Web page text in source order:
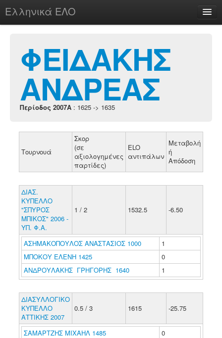
Ελληνικά ΕΛΟ
chesstu.be @ discord
Login
ΦΕΙΔΑΚΗΣ
ΑΝΔΡΕΑΣ
Περίοδος 2007A : 1625 -> 1635
Τουρνουά
Σκορ
(σε
αξιολογημένες
παρτίδες)
ELO
αντιπάλων
Μεταβολή
ή
Απόδοση
ΔΙΑΣ.
ΚΥΠΕΛΛΟ
"ΣΠΥΡΟΣ
ΜΠΙΚΟΣ" 2006 -
ΥΠ. Φ.Α.
1 / 2 1532.5 -6.50
ΑΣΗΜΑΚΟΠΟΥΛΟΣ ΑΝΑΣΤΑΣΙΟΣ 1000
1
ΜΠΟΚΟΥ ΕΛΕΝΗ 1425
0
ΑΝΔΡΟΥΛΑΚΗΣ ΓΡΗΓΟΡΗΣ 1640
1
ΔΙΑΣΥΛΛΟΓΙΚΟ
ΚΥΠΕΛΛΟ
ΑΤΤΙΚΗΣ 2007
0.5 / 3 1615 -25.75
ΣΑΜΑΡΤΖΗΣ ΜΙΧΑΗΛ 1485
0